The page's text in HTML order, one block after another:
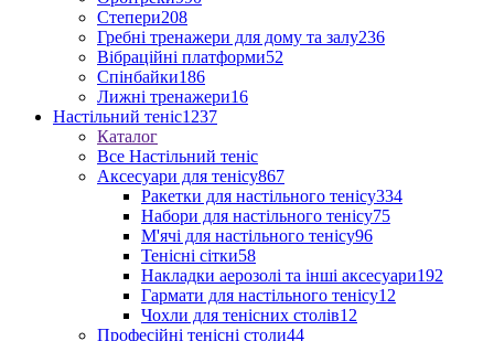
Степери208
Гребні тренажери для дому та залу236
Вібраційні платформи52
Спінбайки186
Лижні тренажери16
Настільний теніс1237
Каталог
Все Настільний теніс
Аксесуари для тенісу867
Ракетки для настільного тенісу334
Набори для настільного тенісу75
М'ячі для настільного тенісу96
Тенісні сітки58
Накладки аерозолі та інші аксесуари192
Гармати для настільного тенісу12
Чохли для тенісних столів12
Професійні тенісні столи44